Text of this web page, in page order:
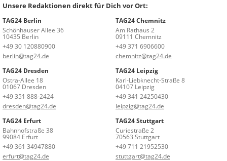
Unsere Redaktionen direkt für Dich vor Ort:
TAG24 Berlin
Schönhauser Allee 36
10435 Berlin
+49 30 120880900
berlin@tag24.de
TAG24 Chemnitz
Am Rathaus 2
09111 Chemnitz
+49 371 6906600
chemnitz@tag24.de
TAG24 Dresden
Ostra-Allee 18
01067 Dresden
+49 351 888-2424
dresden@tag24.de
TAG24 Leipzig
Karl-Liebknecht-Straße 8
04107 Leipzig
+49 341 24250430
leipzig@tag24.de
TAG24 Erfurt
Bahnhofstraße 38
99084 Erfurt
+49 361 34947880
erfurt@tag24.de
TAG24 Stuttgart
Curiestraße 2
70563 Stuttgart
+49 711 21952530
stuttgart@tag24.de